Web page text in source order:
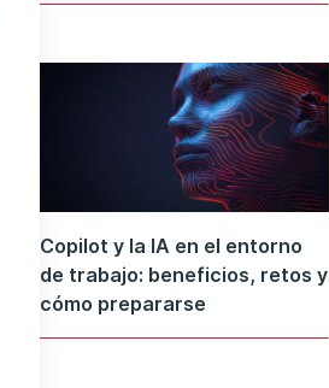
Copilot y la IA en el entorno
de trabajo: beneficios, retos y
cómo prepararse